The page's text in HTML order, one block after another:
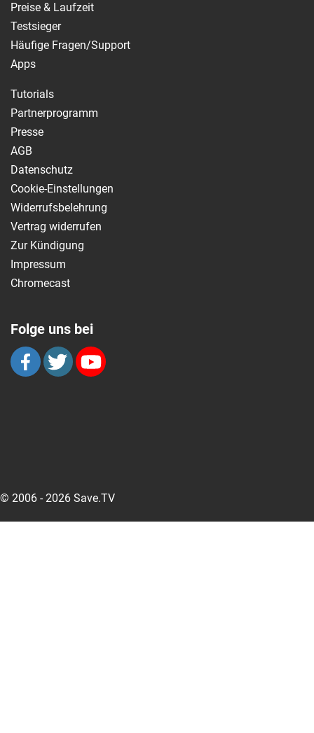
Preise & Laufzeit
Testsieger
Häufige Fragen/Support
Apps
Tutorials
Partnerprogramm
Presse
AGB
Datenschutz
Cookie-Einstellungen
Widerrufsbelehrung
Vertrag widerrufen
Zur Kündigung
Impressum
Chromecast
Folge uns bei
© 2006 - 2026 Save.TV